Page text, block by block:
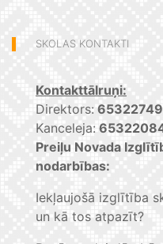
SKOLAS KONTAKTI
Kontakttālruņi:
Direktors: 65322749
Kanceleja:
Preiļu Novada
nodarbības:
Iekļaujošā izglītība
un kā tos atpazīt?